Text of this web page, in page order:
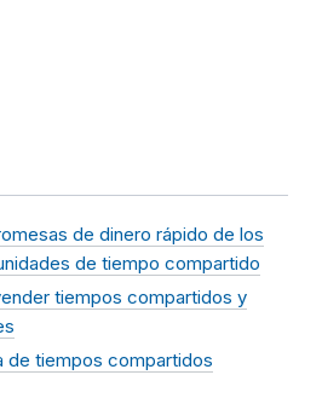
de dinero rápido de los
de tiempo compartido
tiempos compartidos y
de tiempos compartidos